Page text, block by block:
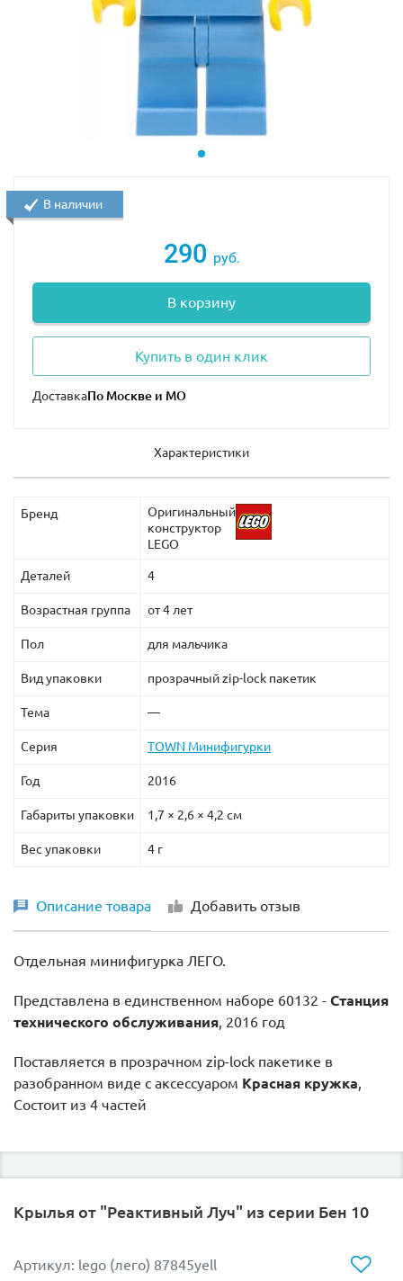
290 руб.
В корзину
Купить в один клик
Доставка
В наличии
Характеристики
Бренд
Оригинальный
конструктор
LEGO
Деталей 4
Возрастная группа от 4 лет
Пол для мальчика
Вид упаковки прозрачный zip-lock пакетик
Тема —
Серия TOWN Минифигурки
Год 2016
Габариты упаковки 1,7 × 2,6 × 4,2 см
Вес упаковки 4 г
Описание товара Добавить отзыв
Отдельная минифигурка ЛЕГО.
Представлена в единственном наборе 60132 - Станция
технического обслуживания , 2016 год
Поставляется в прозрачном zip-lock пакетике в
разобранном виде с аксессуаром Красная кружка
Состоит из 4 частей
Крылья от "Реактивный Луч" из серии Бен 10
Артикул: lego (лего) 87845yell